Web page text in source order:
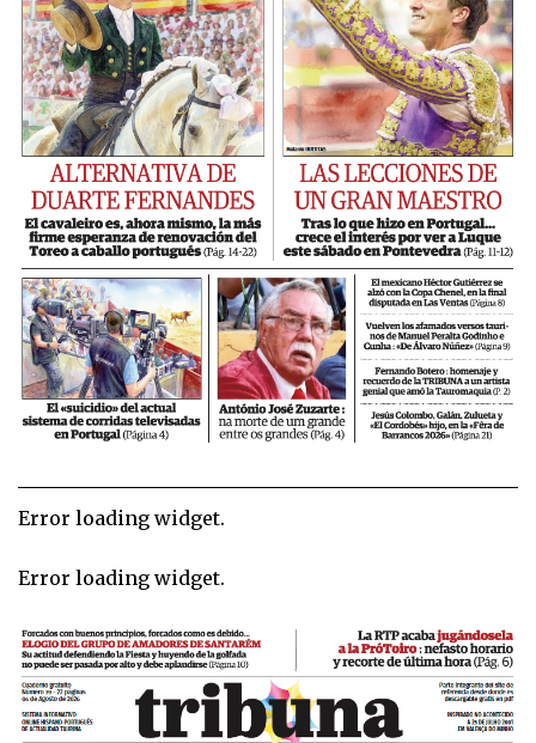
Error loading widget.
Error loading widget.